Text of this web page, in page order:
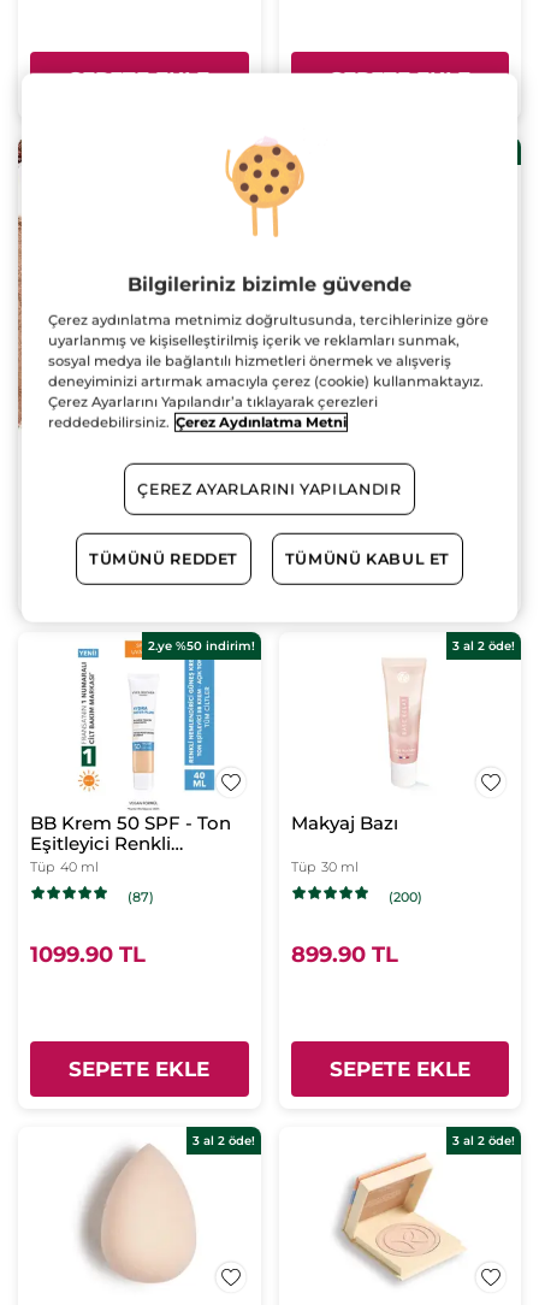
SEPETE EKLE SEPETE EKLE
Allık Gül Pembesi
Kutu
3.2 g
959.90 TL
SEPETE EKLE
2.ye %50 indirim!
BB Krem 50 SPF - Ton
Eşitleyici Renkli
Nemlendirici Güneş
Kremi - Hydra Water
Plump Nemlendirici
Açık Açık
Tüp 40 ml
(87)
1099.90 TL
SEPETE EKLE
3 al 2 öde!
Makyaj Bazı
Tüp 30 ml
(200)
899.90 TL
SEPETE EKLE
3 al 2 öde! 3 al 2 öde!
Bilgileriniz bizimle güvende
Çerez aydınlatma metnimiz doğrultusunda, tercihlerinize göre
uyarlanmış ve kişiselleştirilmiş içerik ve reklamları sunmak,
sosyal medya ile bağlantılı hizmetleri önermek ve alışveriş
deneyiminizi artırmak amacıyla çerez (cookie) kullanmaktayız.
Çerez Ayarlarını Yapılandır’a tıklayarak çerezleri
reddedebilirsiniz. Çerez Aydınlatma Metni
ÇEREZ AYARLARINI YAPILANDIR
TÜMÜNÜ REDDET TÜMÜNÜ KABUL ET